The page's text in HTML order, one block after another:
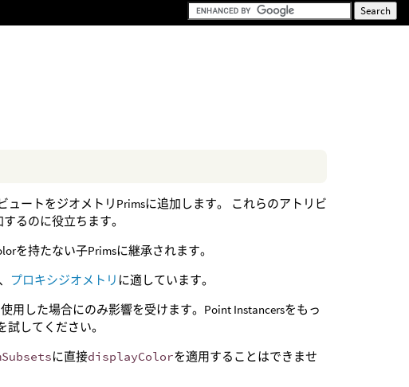
ュートをジオメトリPrimsに追加します。 これらのアトリビ
るのに役立ちます。
を持たない子Primsに継承されます。
プロキシジオメトリ に適しています。
用した場合にのみ影響を受けます。Point Instancersをもっ
試してください。
に直接displayColorを適用することはできませ